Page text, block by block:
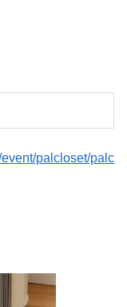
palcloset/palc